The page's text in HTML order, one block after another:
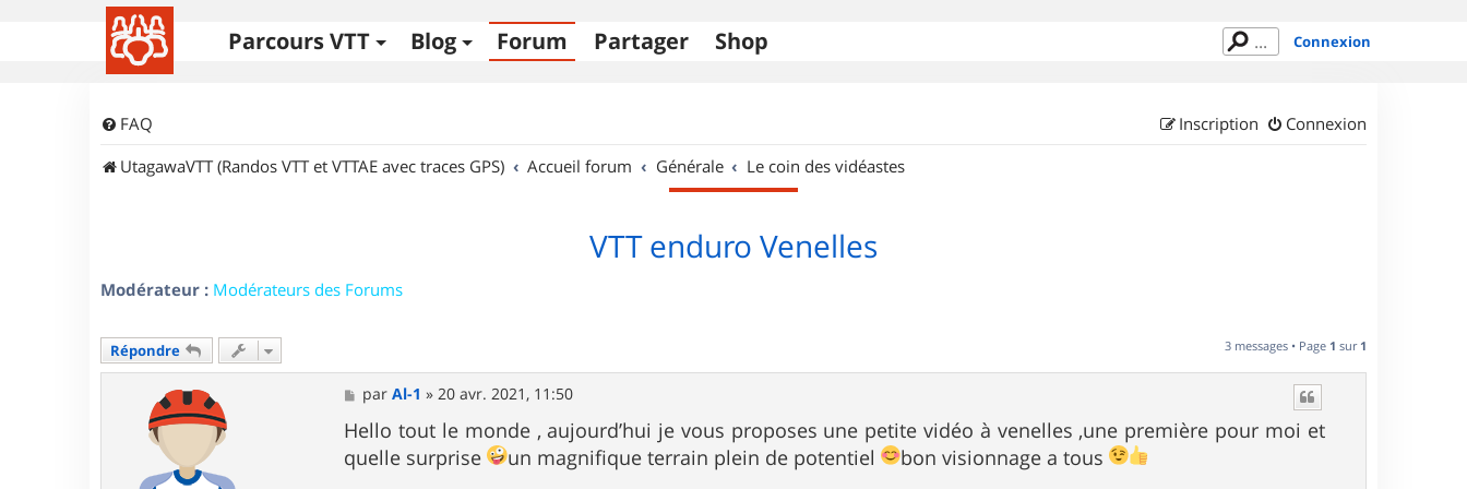
Parcours VTT Blog Forum Partager Shop Connexion
FAQ Connexion
Inscription
UtagawaVTT (Randos VTT et VTTAE avec traces GPS)
Accueil forum Générale Le coin des vidéastes
VTT enduro Venelles
Modérateur : Modérateurs des Forums
Répondre 3 messages • Page 1 sur 1
M
e
s
s
a
parAl-1 »20 avr. 2021, 11:50
Hello tout le monde , aujourd’hui je vous proposes une petite vidéo à venelles ,une première pour moi et
quelle surprise
un magnifique terrain plein de potentiel bon visionnage a tous